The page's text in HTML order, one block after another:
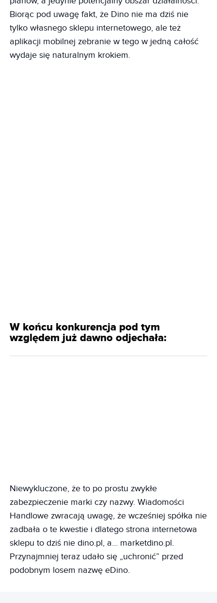
Biorąc pod uwagę fakt, że Dino nie ma dziś nie
tylko własnego sklepu internetowego, ale też
aplikacji mobilnej zebranie w tego w jedną całość
wydaje się naturalnym krokiem.
W końcu konkurencja pod tym
względem już dawno odjechała:
Niewykluczone, że to po prostu zwykłe
zabezpieczenie marki czy nazwy. Wiadomości
Handlowe zwracają uwagę, że wcześniej spółka nie
zadbała o te kwestie i dlatego strona internetowa
sklepu to dziś nie dino.pl, a… marketdino.pl.
Przynajmniej teraz udało się „uchronić” przed
podobnym losem nazwę eDino.